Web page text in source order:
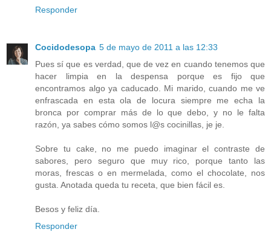
Responder
Cocidodesopa 5 de mayo de 2011 a las 12:33
Pues sí que es verdad, que de vez en cuando tenemos que
hacer limpia en la despensa porque es fijo que
encontramos algo ya caducado. Mi marido, cuando me ve
enfrascada en esta ola de locura siempre me echa la
bronca por comprar más de lo que debo, y no le falta
razón, ya sabes cómo somos l@s cocinillas, je je.
Sobre tu cake, no me puedo imaginar el contraste de
sabores, pero seguro que muy rico, porque tanto las
moras, frescas o en mermelada, como el chocolate, nos
gusta. Anotada queda tu receta, que bien fácil es.
Besos y feliz día.
Responder